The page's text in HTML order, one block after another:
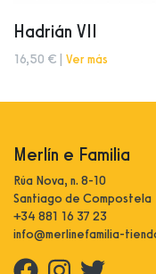
Hadrián VII
16,50 € | Ver más
Merlín e Familia
Rúa Nova, n. 8-10
Santiago de Compostela
+34 881 16 37 23
info@merlinefamilia-